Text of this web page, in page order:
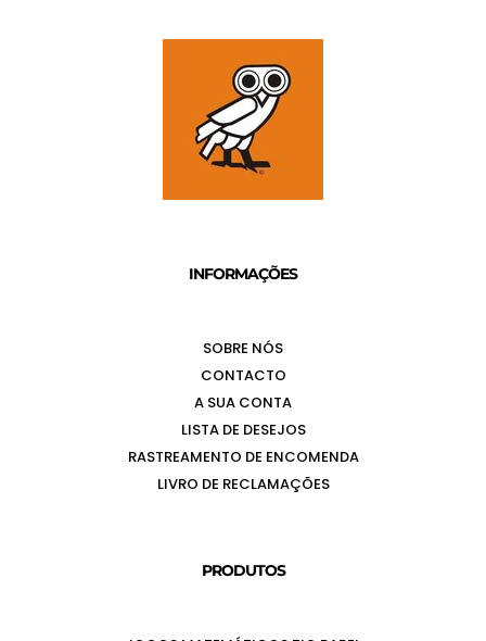
INFORMAÇÕES
SOBRE NÓS
CONTACTO
A SUA CONTA
LISTA DE DESEJOS
RASTREAMENTO DE ENCOMENDA
LIVRO DE RECLAMAÇÕES
PRODUTOS